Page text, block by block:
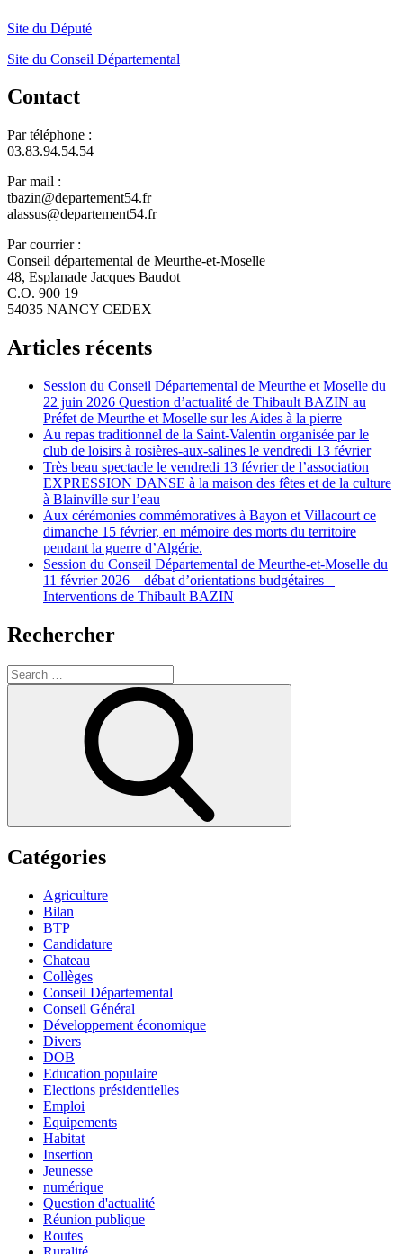
Site du Député
Site du Conseil Départemental
Contact
Par téléphone :
03.83.94.54.54
Par mail :
tbazin@departement54.fr
alassus@departement54.fr
Par courrier :
Conseil départemental de Meurthe-et-Moselle
48, Esplanade Jacques Baudot
C.O. 900 19
54035 NANCY CEDEX
Articles récents
Session du Conseil Départemental de Meurthe et Moselle du
22 juin 2026 Question d’actualité de Thibault BAZIN au
Préfet de Meurthe et Moselle sur les Aides à la pierre
Au repas traditionnel de la Saint-Valentin organisée par le
club de loisirs à rosières-aux-salines le vendredi 13 février
Très beau spectacle le vendredi 13 février de l’association
EXPRESSION DANSE à la maison des fêtes et de la culture
à Blainville sur l’eau
Aux cérémonies commémoratives à Bayon et Villacourt ce
dimanche 15 février, en mémoire des morts du territoire
pendant la guerre d’Algérie.
Session du Conseil Départemental de Meurthe-et-Moselle du
11 février 2026 – débat d’orientations budgétaires –
Interventions de Thibault BAZIN
Rechercher
Search
for:
Catégories
Agriculture
Bilan
BTP
Candidature
Chateau
Collèges
Conseil Départemental
Conseil Général
Développement économique
Divers
DOB
Education populaire
Elections présidentielles
Emploi
Equipements
Habitat
Insertion
Jeunesse
numérique
Question d'actualité
Réunion publique
Routes